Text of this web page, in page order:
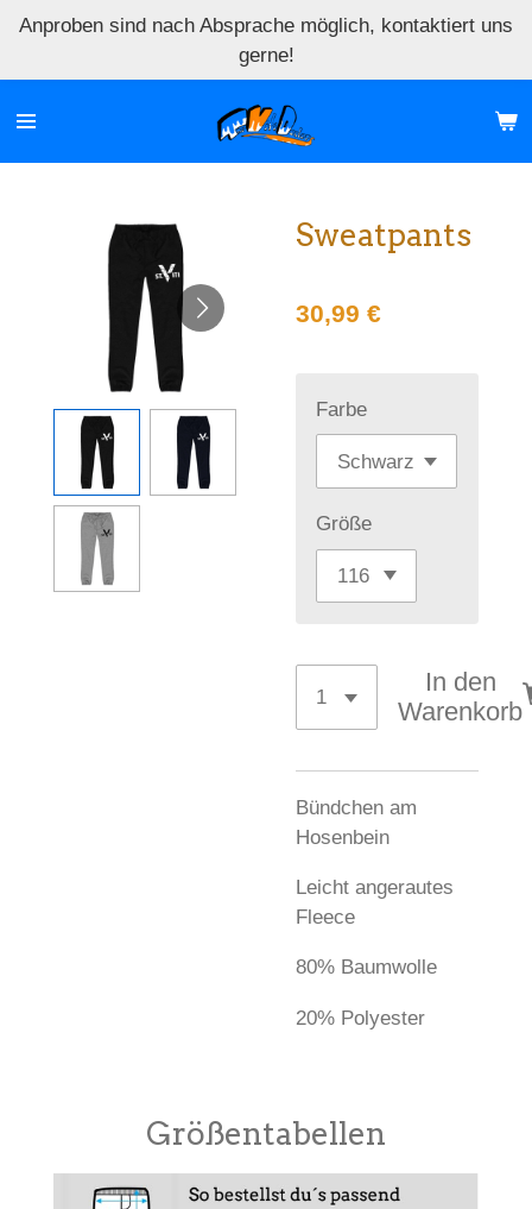
Zum
springen
Anproben sind nach Absprache möglich, kontaktiert uns
gerne!
Sweatpants
30,99 €
Farbe
Größe
In den
Warenkorb
Bündchen am
Hosenbein
Leicht angerautes
Fleece
80% Baumwolle
20% Polyester
Größentabellen